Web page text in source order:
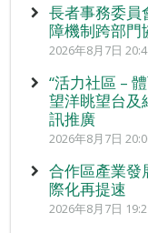
長者事務委員
障機制跨部門
2026年8月7日
“活力社區 –
望洋眺望台及
訊推廣
2026年8月7日
合作區產業發
際化再提速
2026年8月7日